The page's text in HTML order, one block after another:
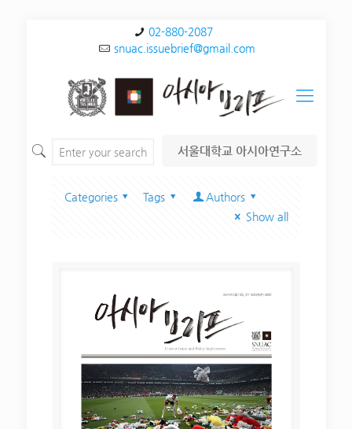
02-880-2087
snuac.issuebrief@gmail.com
서울대학교 아시아연구소
Categories Tags
Authors
Show all